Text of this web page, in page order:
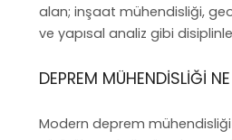
alan; inşaat mühendisliği,
ve yapısal analiz gibi
DEPREM MÜHENDISLIĞI
Modern deprem